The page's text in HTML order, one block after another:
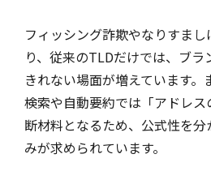
フィッシング詐欺やなりすま
り、従来のTLDだけでは、ブラ
きれない場面が増えています。
検索や自動要約では「アドレ
断材料となるため、公式性を
みが求められています。